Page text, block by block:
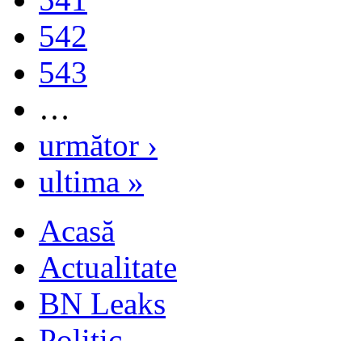
542
543
…
următor ›
ultima »
Acasă
Actualitate
BN Leaks